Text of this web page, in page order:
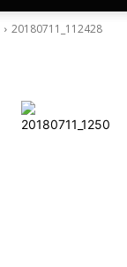
20180711_112428